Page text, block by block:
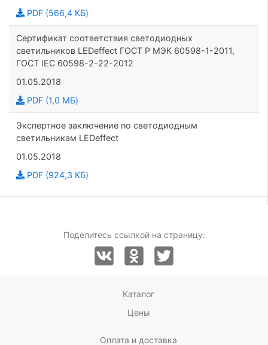
PDF (566,4 КБ)
Сертификат соответствия светодиодных
светильников LEDeffect ГОСТ Р МЭК 60598-1-2011,
ГОСТ IEC 60598-2-22-2012
01.05.2018
PDF (1,0 МБ)
Экспертное заключение по светодиодным
светильникам LEDeffect
01.05.2018
PDF (924,3 КБ)
Поделитесь ссылкой на страницу:
Каталог
Цены
Оплата и доставка